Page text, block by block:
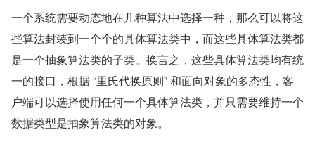
一个系统需要动态地在几种算法中选择一种，那么可以将这
些算法封装到一个个的具体算法类中，而这些具体算法类都
是一个抽象算法类的子类。换言之，这些具体算法类均有统
一的接口，根据 “里氏代换原则” 和面向对象的多态性，客
户端可以选择使用任何一个具体算法类，并只需要维持一个
数据类型是抽象算法类的对象。